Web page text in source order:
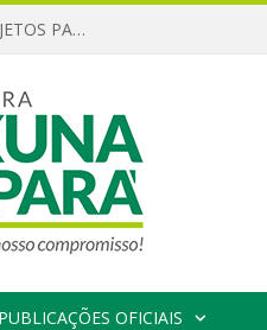
CHAMAMENTO PÚBLICO Nº 01/2026 – SELEÇÃO DE PROJETOS PARA FIRMAR TERMO DE EXECUÇÃO CULTURAL COM RECURSOS DA POLÍTICA NACIONAL ALDIR BLANC DE FOMENTO À CULTURA – PNAB (LEI Nº 14.399/2022)
PUBLICAÇÕES OFICIAIS